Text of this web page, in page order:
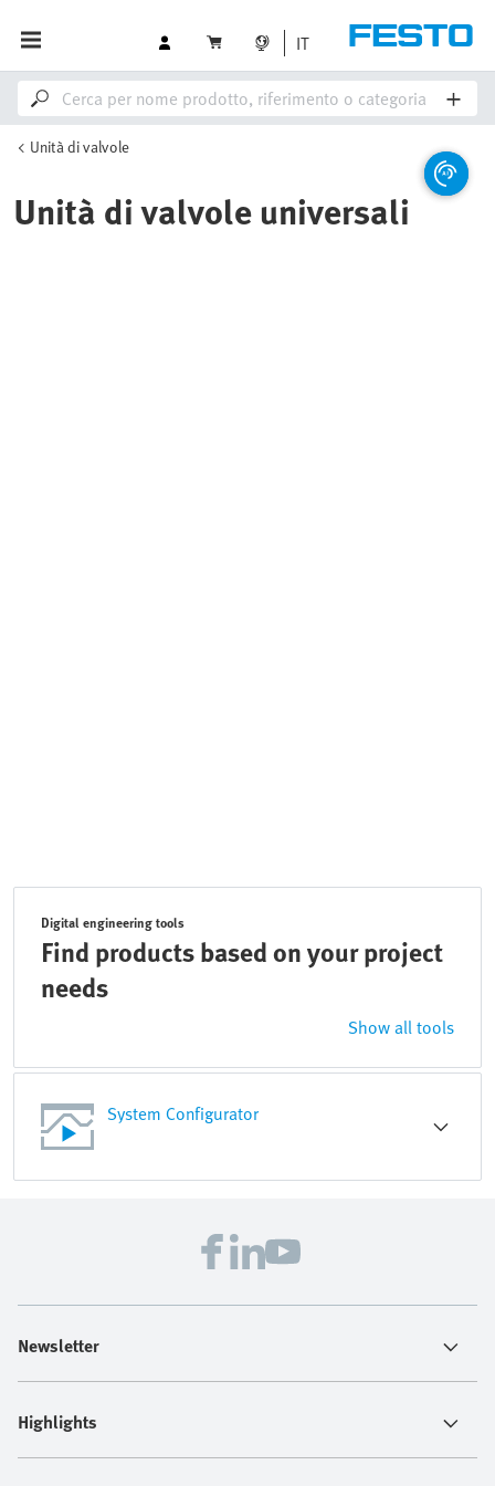
IT
Unità di valvole
Unità di valvole universali
Digital engineering tools
Find products based on your project
needs
Show all tools
System Configurator
Newsletter
Highlights